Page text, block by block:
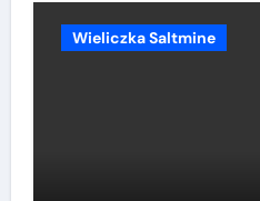
Wieliczka Saltmine